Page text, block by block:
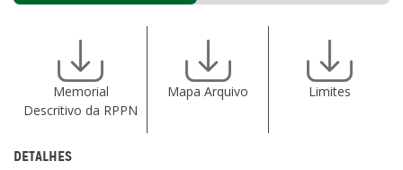
Memorial
Descritivo da RPPN
Mapa Arquivo Limites
DETALHES